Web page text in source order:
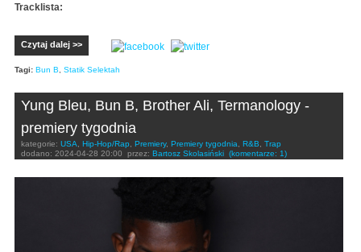
Tracklista:
Czytaj dalej >>
Tagi: Bun B, Statik Selektah
Yung Bleu, Bun B, Brother Ali, Termanology -
premiery tygodnia
kategorie: USA, Hip-Hop/Rap, Premiery, Premiery tygodnia, R&B, Trap
dodano: 2024-04-28 20:00 przez: Bartosz Skolasiński (komentarze: 1)